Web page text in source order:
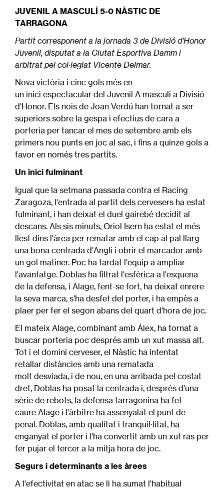
JUVENIL A MASCULÍ 5-0 NÀSTIC DE
TARRAGONA
Partit corresponent a la jornada 3 de Divisió d'Honor
Juvenil, disputat a la Ciutat Esportiva Damm i
arbitrat pel col·legiat Vicente Delmar.
Nova victòria i cinc gols més en
un inici espectacular del Juvenil A masculí a Divisió
d'Honor. Els nois de Joan Verdú han tornat a ser
superiors sobre la gespa i efectius de cara a
porteria per tancar el mes de setembre amb els
primers nou punts en joc al sac, i fins a quinze gols a
favor en només tres partits.
Un inici fulminant
Igual que la setmana passada contra el Racing
Zaragoza, l'entrada al partit dels cervesers ha estat
fulminant, i han deixat el duel gairebé decidit al
descans. Als sis minuts, Oriol Isern ha estat el més
llest dins l'àrea per rematar amb el cap al pal llarg
una bona centrada d'Angli i obrir el marcador amb
un gol matiner. Poc ha tardat l'equip a ampliar
l'avantatge. Doblas ha filtrat l'esfèrica a l'esquena
de la defensa, i Alage, fent-se fort, ha deixat enrere
la seva marca, s'ha desfet del porter, i ha empès a
plaer per fer el segon abans del quart d'hora de joc.
El mateix Alage, combinant amb Álex, ha tornat a
buscar porteria poc després amb un xut massa alt.
Tot i el domini cerveser, el Nàstic ha intentat
retallar distàncies amb una rematada
molt desviada, i de nou, en una arribada pel costat
dret, Doblas ha posat la centrada i, després d'una
sèrie de rebots, la defensa tarragonina ha fet
caure Alage i l'àrbitre ha assenyalat el punt de
penal. Doblas, amb qualitat i tranquil·litat, ha
enganyat el porter i l'ha convertit amb un xut ras per
fer pujar el tercer a la mitja hora de joc.
Segurs i determinants a les àrees
A l'efectivitat en atac se li ha sumat l'habitual